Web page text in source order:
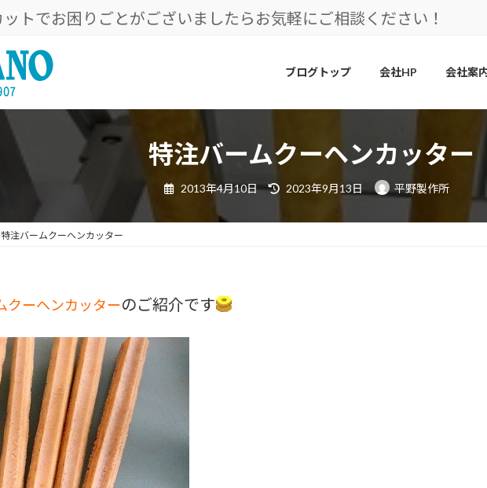
トでお困りごとがございましたらお気軽にご相談ください！
ブログトップ 会社HP 会社案
特注バームクーヘンカッター
2013年4月10日
最
終
日
2023年9月13日 平野製作所
特注バームクーヘンカッター
クーヘンカッターのご紹介です